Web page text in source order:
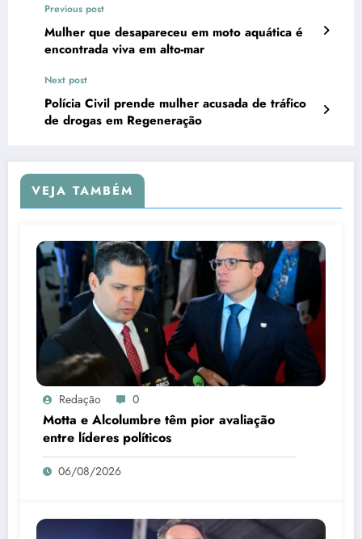
Previous post
Mulher que desapareceu em moto aquática é
encontrada viva em alto-mar
Next post
Polícia Civil prende mulher acusada de tráfico
de drogas em Regeneração
VEJA TAMBÉM
Redação 0
Motta e Alcolumbre têm pior avaliação
entre líderes políticos
06/08/2026